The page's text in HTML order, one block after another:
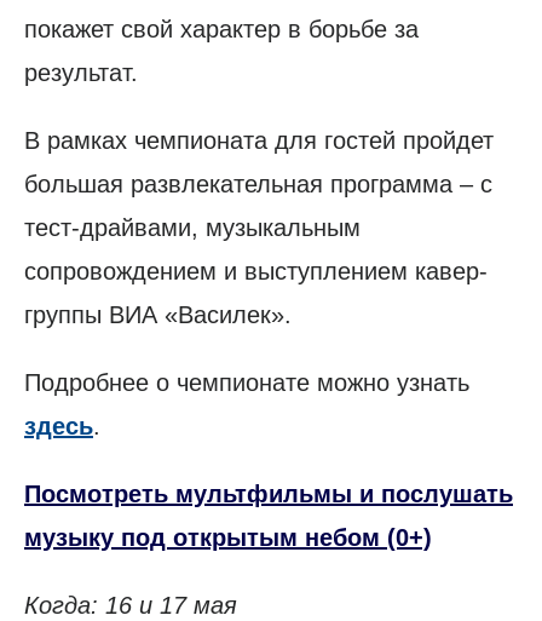
покажет свой характер в борьбе за
результат.
В рамках чемпионата для гостей пройдет
большая развлекательная программа – с
тест-драйвами, музыкальным
сопровождением и выступлением кавер-
группы ВИА «Василек».
Подробнее о чемпионате можно узнать
здесь.
Посмотреть мультфильмы и послушать
музыку под открытым небом (0+)
Когда: 16 и 17 мая